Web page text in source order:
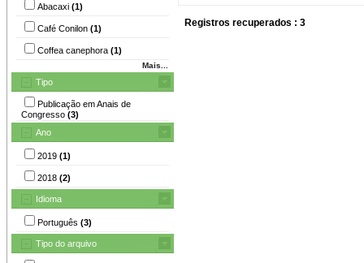
Abacaxi (1)
Café Conilon (1)
Coffea canephora (1)
Mais...
Tipo
Publicação em Anais de
Congresso (3)
Ano
2019 (1)
2018 (2)
Idioma
Português (3)
Tipo do arquivo
Registros recuperados : 3